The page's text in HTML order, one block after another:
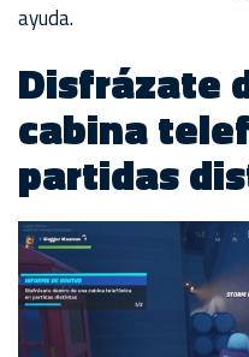
ayuda.
Disfrázate
cabina
partidas